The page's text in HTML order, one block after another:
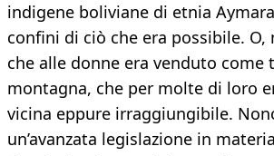
indigene boliviane di etnia
confini di ciò che era possibile. O,
che alle donne era venduto come
montagna, che per molte di loro
vicina eppure irraggiungibile.
un’avanzata legislazione in